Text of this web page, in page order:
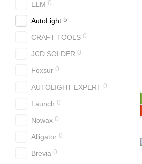
ELM 0
AutoLight 5
CRAFT TOOLS 0
JCD SOLDER 0
Foxsur 0
AUTOLIGHT EXPERT 0
Launch 0
Nowax 0
Alligator 0
Brevia 0